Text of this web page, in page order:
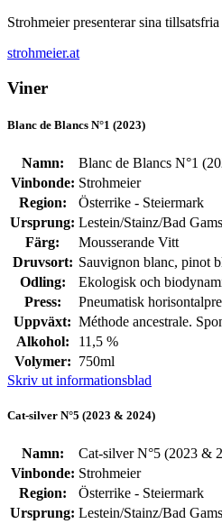
Strohmeier presenterar sina
strohmeier.at
Viner
Blanc de Blancs N°1 (2023)
Namn:
Blanc de Blancs N°1
Vinbonde: Strohmeier
Region:
Österrike - Steiermark
Ursprung: Lestein/Stainz/Bad
Färg:
Mousserande Vitt
Druvsort: Sauvignon blanc, pinot
Odling:
Ekologisk och
Press:
Pneumatisk
Uppväxt: Méthode ancestrale.
Alkohol:
11,5 %
Volymer: 750ml
Skriv ut informationsblad
Cat-silver N°5 (2023 & 2024)
Namn:
Cat-silver N°5 (2023 &
Vinbonde: Strohmeier
Region:
Österrike - Steiermark
Ursprung: Lestein/Stainz/Bad